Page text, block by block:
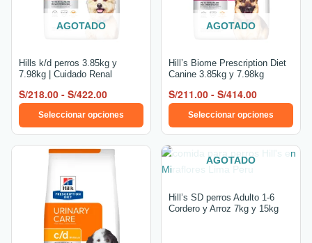
AGOTADO
Hills k/d perros 3.85kg y
7.98kg | Cuidado Renal
S/218.00 - S/422.00
Seleccionar opciones
opciones
elegir
en
página
producto
AGOTADO
Hill’s Biome Prescription Diet
Canine 3.85kg y 7.98kg
S/211.00 - S/414.00
Seleccionar opciones
opciones
elegir
en
página
producto
AGOTADO
Hill’s SD perros Adulto 1-6
Cordero y Arroz 7kg y 15kg
Rango
S/262.00
hasta
Este
producto
múltiples
variantes.